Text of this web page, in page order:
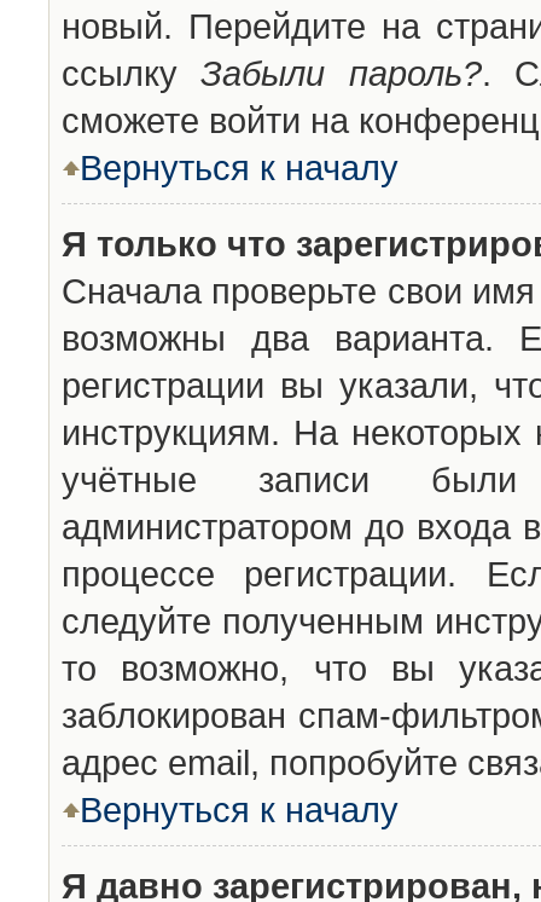
новый. Перейдите на
ссылкуЗабыли пароль?.
сможете войти на
Вернуться к началу
Я только что
Сначала проверьте свои
возможны два варианта.
регистрации вы указали,
инструкциям. На
учётные записи были
администратором до входа
процессе регистрации.
следуйте полученным
то возможно, что вы
заблокирован спам-
адрес email, попробуйте
Вернуться к началу
Я давно